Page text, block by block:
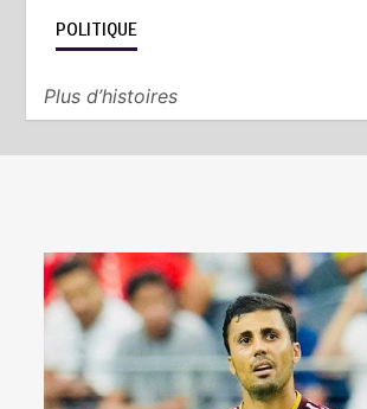
POLITIQUE
Plus d’histoires